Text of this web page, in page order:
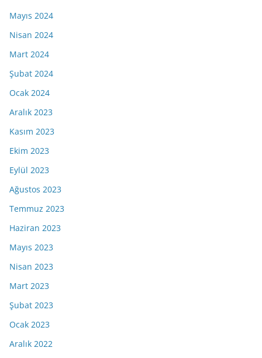
Mayıs 2024
Nisan 2024
Mart 2024
Şubat 2024
Ocak 2024
Aralık 2023
Kasım 2023
Ekim 2023
Eylül 2023
Ağustos 2023
Temmuz 2023
Haziran 2023
Mayıs 2023
Nisan 2023
Mart 2023
Şubat 2023
Ocak 2023
Aralık 2022